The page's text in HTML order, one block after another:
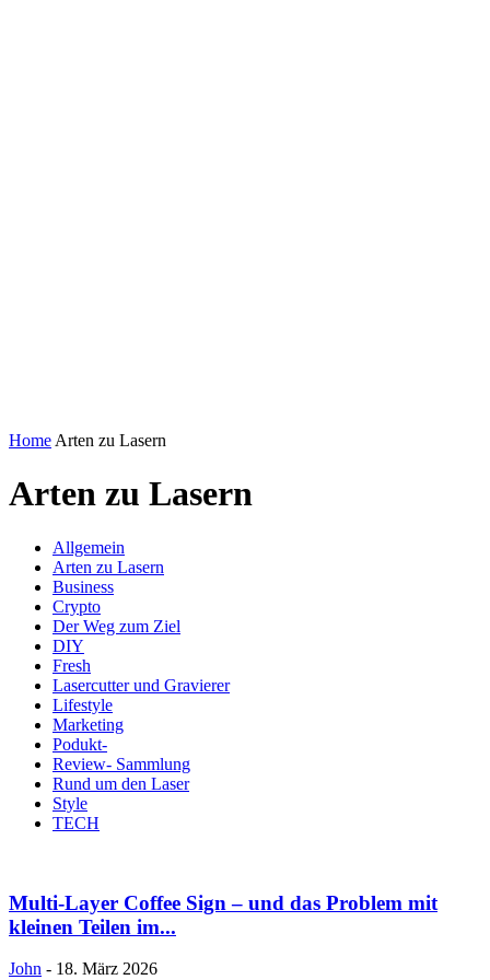
Home Arten zu Lasern
Arten zu Lasern
Allgemein
Arten zu Lasern
Business
Crypto
Der Weg zum Ziel
DIY
Fresh
Lasercutter und Gravierer
Lifestyle
Marketing
Podukt-
Review- Sammlung
Rund um den Laser
Style
TECH
Multi-Layer Coffee Sign – und das Problem mit
kleinen Teilen im...
John - 18. März 2026